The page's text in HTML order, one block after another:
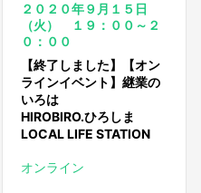
２０２０年９月１５日
（火） １９：００～２
０：００
【終了しました】【オン
ラインイベント】継業の
いろは
HIROBIRO.ひろしま
LOCAL LIFE STATION
オンライン